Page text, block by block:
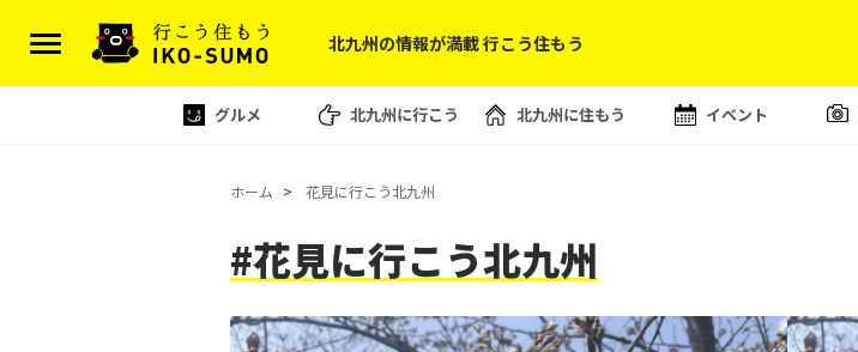
北九州の情報が満載 行こう住もう
グルメ 北九州に行こう 北九州に住もう イベント
ホーム 花見に行こう北九州
#花見に行こう北九州